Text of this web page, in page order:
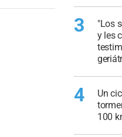
3
"Los
y les
4
Un
100